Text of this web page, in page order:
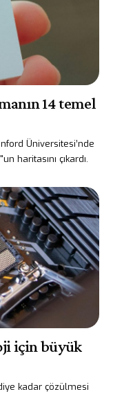
14 temel
Üniversitesi’nde
haritasını çıkardı.
için büyük
kadar çözülmesi